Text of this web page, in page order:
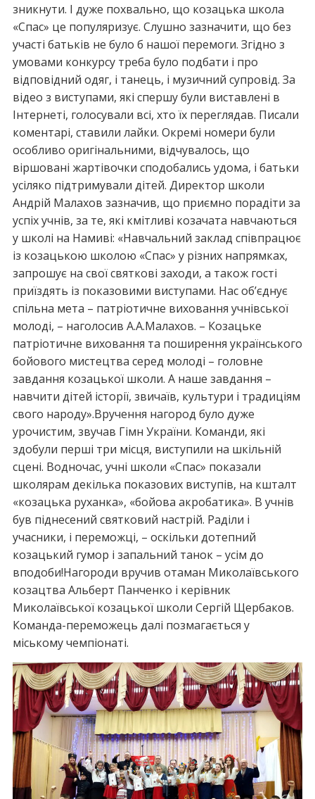
зникнути. І дуже похвально, що козацька школа
«Спас» це популяризує. Слушно зазначити, що без
участі батьків не було б нашої перемоги. Згідно з
умовами конкурсу треба було подбати і про
відповідний одяг, і танець, і музичний супровід. За
відео з виступами, які спершу були виставлені в
Інтернеті, голосували всі, хто їх переглядав. Писали
коментарі, ставили лайки. Окремі номери були
особливо оригінальними, відчувалось, що
віршовані жартівочки сподобались удома, і батьки
усіляко підтримували дітей. Директор школи
Андрій Малахов зазначив, що приємно порадіти за
успіх учнів, за те, які кмітливі козачата навчаються
у школі на Намиві: «Навчальний заклад співпрацює
із козацькою школою «Спас» у різних напрямках,
запрошує на свої святкові заходи, а також гості
приїздять із показовими виступами. Нас об’єднує
спільна мета – патріотичне виховання учнівської
молоді, – наголосив А.А.Малахов. – Козацьке
патріотичне виховання та поширення українського
бойового мистецтва серед молоді – головне
завдання козацької школи. А наше завдання –
навчити дітей історії, звичаїв, культури і традиціям
свого народу».Вручення нагород було дуже
урочистим, звучав Гімн України. Команди, які
здобули перші три місця, виступили на шкільній
сцені. Водночас, учні школи «Спас» показали
школярам декілька показових виступів, на кшталт
«козацька руханка», «бойова акробатика». В учнів
був піднесений святковий настрій. Раділи і
учасники, і переможці, – оскільки дотепний
козацький гумор і запальний танок – усім до
вподоби!Нагороди вручив отаман Миколаївського
козацтва Альберт Панченко і керівник
Миколаївської козацької школи Сергій Щербаков.
Команда-переможець далі позмагається у
міському чемпіонаті.